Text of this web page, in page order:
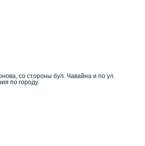
со стороны бул. Чавайна и по ул.
по городу.